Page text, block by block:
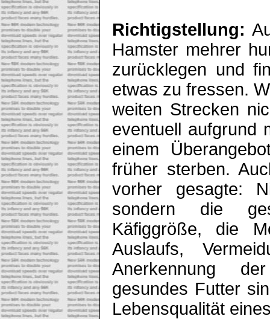
Richtigstellung:
Hamster mehrer
zurücklegen und
etwas zu fressen.
weiten Strecken
eventuell aufgrund
einem
früher sterben.
vorher gesagte:
sondern die
Käfiggröße, die
Auslaufs,
Anerkennung
gesundes Futter
Lebensqualität